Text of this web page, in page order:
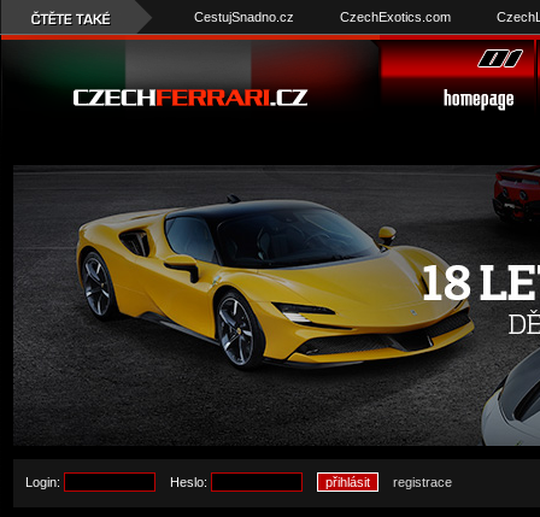
CestujSnadno.cz CzechExotics.com
Login: Heslo: registrace